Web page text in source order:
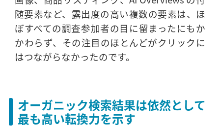
随要素など、露出度の高い複数の要素は、ほ
ぼすべての調査参加者の目に留まったにもか
かわらず、その注目のほとんどがクリックに
はつながらなかったのです。
オーガニック検索結果は依然として
最も高い転換力を示す